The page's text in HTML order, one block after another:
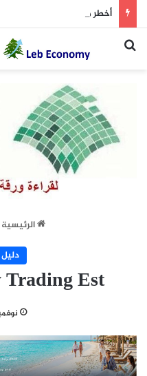
أخطر ما دار داخل غرفة
بحث عن
الرئيسية
Trading Est
نوفمبر